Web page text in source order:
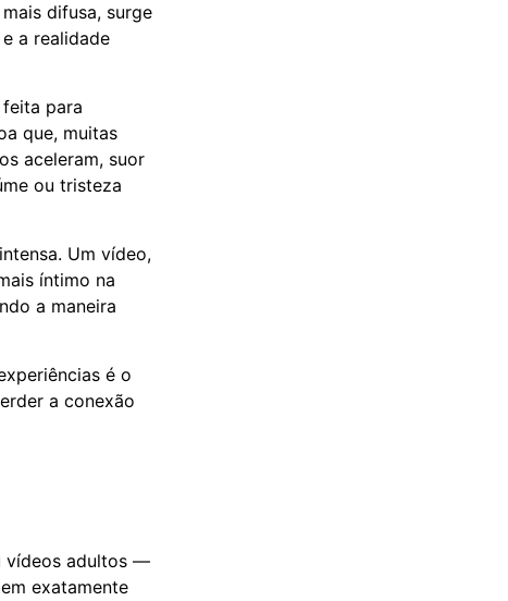
difusa, surge
a realidade
para
que, muitas
aceleram, suor
ou tristeza
Um vídeo,
íntimo na
a maneira
é o
a conexão
vídeos adultos —
exatamente